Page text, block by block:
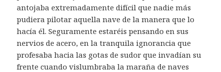
antojaba extremadamente difícil que nadie más
pudiera pilotar aquella nave de la manera que lo
hacía él. Seguramente estaréis pensando en sus
nervios de acero, en la tranquila ignorancia que
profesaba hacia las gotas de sudor que invadían su
frente cuando vislumbraba la maraña de naves